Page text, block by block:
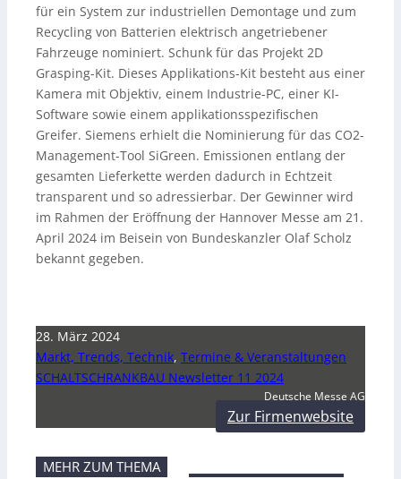
für ein System zur industriellen Demontage und zum
Recycling von Batterien elektrisch angetriebener
Fahrzeuge nominiert. Schunk für das Projekt 2D
Grasping-Kit. Dieses Applikations-Kit besteht aus einer
Kamera mit Objektiv, einem Industrie-PC, einer KI-
Software sowie einem applikationsspezifischen
Greifer. Siemens erhielt die Nominierung für das CO2-
Management-Tool SiGreen. Emissionen entlang der
gesamten Lieferkette werden dadurch in Echtzeit
transparent und so adressierbar. Der Gewinner wird
im Rahmen der Eröffnung der Hannover Messe am 21.
April 2024 im Beisein von Bundeskanzler Olaf Scholz
bekannt gegeben.
28. März 2024
Markt, Trends, Technik, Termine & Veranstaltungen
SCHALTSCHRANKBAU Newsletter 11 2024
Deutsche Messe AG
Zur Firmenwebsite
MEHR ZUM THEMA